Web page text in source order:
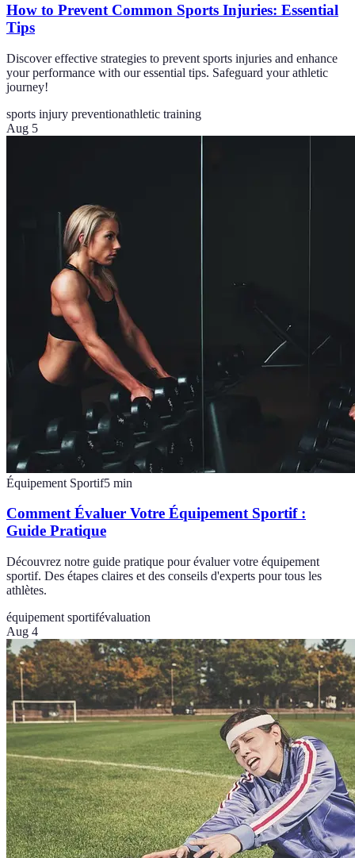
How to Prevent Common Sports Injuries: Essential
Tips
Discover effective strategies to prevent sports injuries and enhance
your performance with our essential tips. Safeguard your athletic
journey!
sports injury preventionathletic training
Aug 5
Équipement Sportif5 min
Comment Évaluer Votre Équipement Sportif :
Guide Pratique
Découvrez notre guide pratique pour évaluer votre équipement
sportif. Des étapes claires et des conseils d'experts pour tous les
athlètes.
équipement sportifévaluation
Aug 4